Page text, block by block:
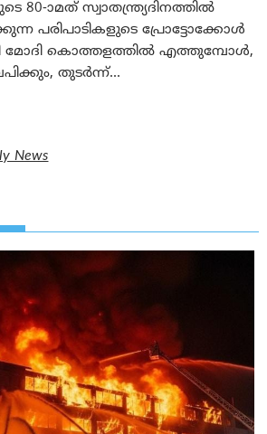
80-ാമത് സ്വാതന്ത്ര്യദിനത്തിൽ
പരിപാടികളുടെ പ്രോട്ടോക്കോൾ
മോദി കൊത്തളത്തിൽ എത്തുമ്പോൾ,
തുടർന്ന്...
News